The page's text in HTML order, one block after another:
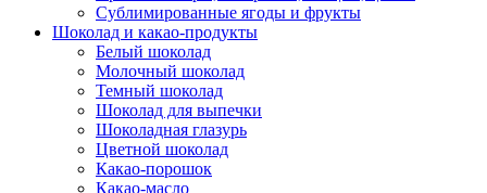
Сублимированные ягоды и фрукты
Шоколад и какао-продукты
Белый шоколад
Молочный шоколад
Темный шоколад
Шоколад для выпечки
Шоколадная глазурь
Цветной шоколад
Какао-порошок
Какао-масло